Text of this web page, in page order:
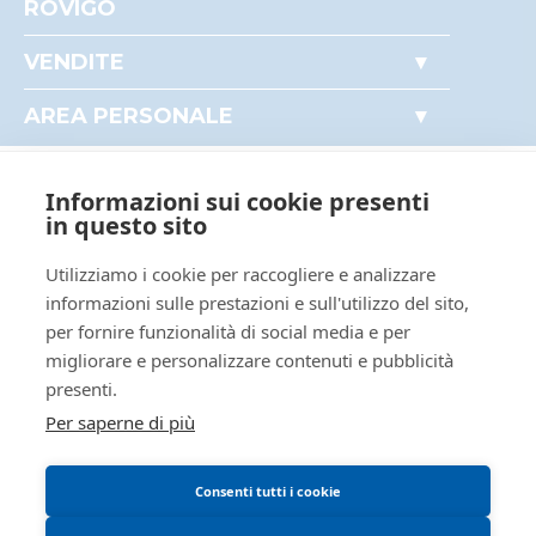
ID rito
EV80
Tribunale
Tribunale di ROVIGO
Rito
ESECUZIONI MOBILIARI CON
VENDITA POST LEGGE 80
Numero
procedura
654
Anno
procedura
2025
SOGGETTI
Istituto Vendite
Giudiziarie
MNTRRT85L16G337K
Istituto vendite giudiziarie di
ROVIGO
Come partecipare alle aste
Perché comprare all'asta
VENDITE
Beni mobili
Aziende
Altro
AREA PERSONALE
Il mio profilo
Le mie ricerche
AREA LEGALE
Regolamento di partecipazione alle vendite
telematiche
Informativa cookie
Requisiti tecnici
Informazioni sui cookie presenti
in questo sito
Utilizziamo i cookie per raccogliere e analizzare
informazioni sulle prestazioni e sull'utilizzo del sito,
per fornire funzionalità di social media e per
migliorare e personalizzare contenuti e pubblicità
presenti.
Per saperne di più
Consenti tutti i cookie